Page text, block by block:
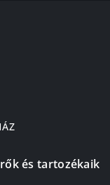
és tartozékaik